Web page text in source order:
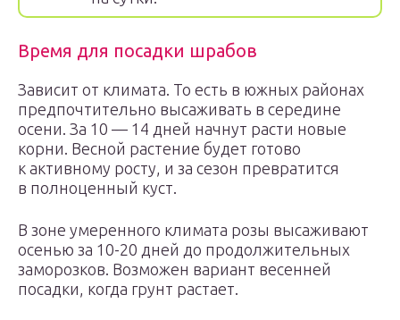
Время для посадки шрабов
Зависит от климата. То есть в южных районах
предпочтительно высаживать в середине
осени. За 10 — 14 дней начнут расти новые
корни. Весной растение будет готово
к активному росту, и за сезон превратится
в полноценный куст.
В зоне умеренного климата розы высаживают
осенью за 10-20 дней до продолжительных
заморозков. Возможен вариант весенней
посадки, когда грунт растает.